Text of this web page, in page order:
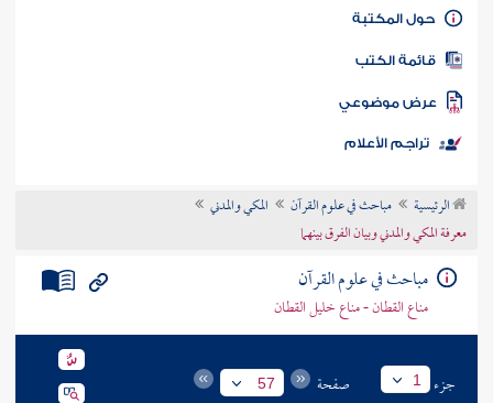
كتاب الأمة
المكتبة
الكتب
موضوعي
تراجم الأعلام
الرئيسية مباحث في علوم القرآن
المكي والمدني
معرفة المكي والمدني وبيان الفرق بينهما
مباحث في علوم القرآن
مناع القطان - مناع خليل القطان
جزء 1 صفحة 57